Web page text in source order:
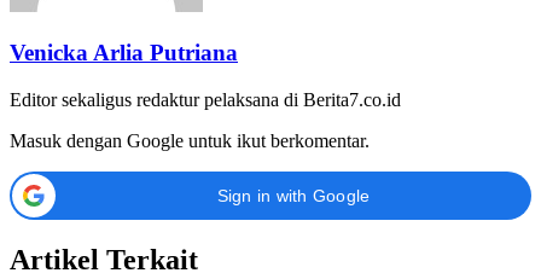
Venicka Arlia Putriana
Editor sekaligus redaktur pelaksana di Berita7.co.id
Masuk dengan Google untuk ikut berkomentar.
Sign in with Google
Artikel Terkait